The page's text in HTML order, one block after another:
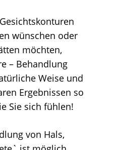
wünschen oder
möchten,
– Behandlung
Weise und
Ergebnissen so
Sie sich fühlen!
von Hals,